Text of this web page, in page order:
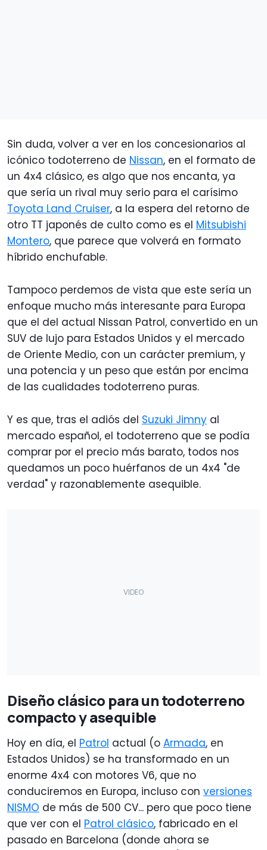
Sin duda, volver a ver en los concesionarios al
icónico todoterreno de Nissan, en el formato de
un 4x4 clásico, es algo que nos encanta, ya
que sería un rival muy serio para el carísimo
Toyota Land Cruiser, a la espera del retorno de
otro TT japonés de culto como es el Mitsubishi
Montero, que parece que volverá en formato
híbrido enchufable.
Tampoco perdemos de vista que este sería un
enfoque mucho más interesante para Europa
que el del actual Nissan Patrol, convertido en un
SUV de lujo para Estados Unidos y el mercado
de Oriente Medio, con un carácter premium, y
una potencia y un peso que están por encima
de las cualidades todoterreno puras.
Y es que, tras el adiós del Suzuki Jimny al
mercado español, el todoterreno que se podía
comprar por el precio más barato, todos nos
quedamos un poco huérfanos de un 4x4 "de
verdad" y razonablemente asequible.
Diseño clásico para un todoterreno
compacto y asequible
Hoy en día, el Patrol actual (o Armada, en
Estados Unidos) se ha transformado en un
enorme 4x4 con motores V6, que no
conduciremos en Europa, incluso con versiones
NISMO de más de 500 CV... pero que poco tiene
que ver con el Patrol clásico, fabricado en el
pasado en Barcelona (donde ahora se